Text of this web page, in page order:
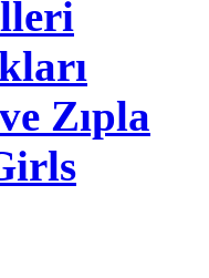
Zıpla